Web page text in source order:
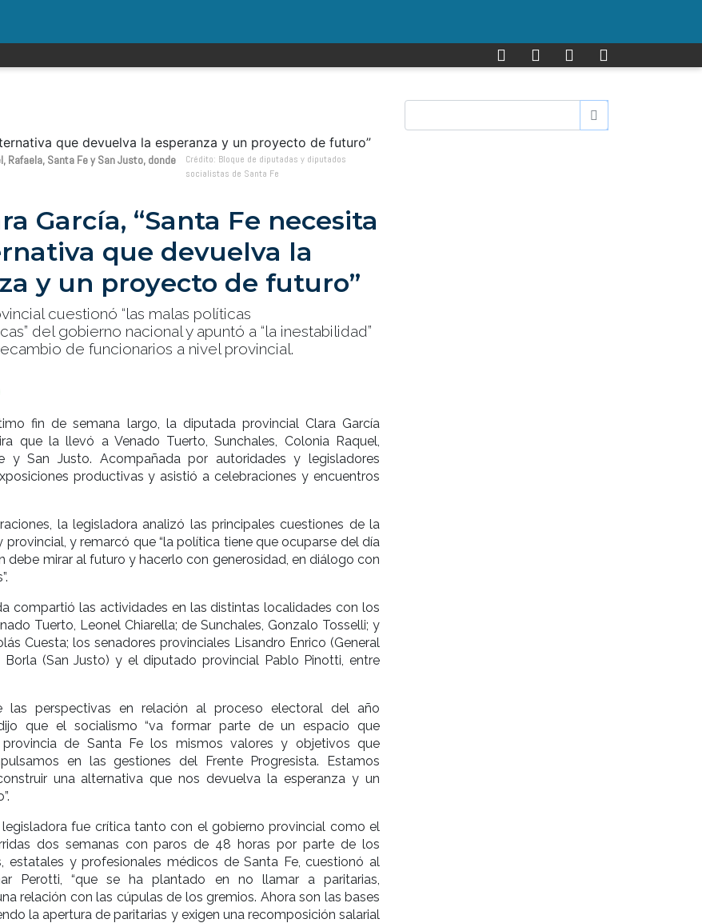
Rafaela, Santa Fe y San Justo, donde
Crédito: Bloque de diputadas y diputados
socialistas de Santa Fe
García, “Santa Fe necesita
que devuelva la
y un proyecto de futuro”
cuestionó “las malas políticas
del gobierno nacional y apuntó a “la inestabilidad”
de funcionarios a nivel provincial.
fin de semana largo, la diputada provincial Clara García
que la llevó a Venado Tuerto, Sunchales, Colonia Raquel,
y San Justo. Acompañada por autoridades y legisladores
productivas y asistió a celebraciones y encuentros
la legisladora analizó las principales cuestiones de la
provincial, y remarcó que “la política tiene que ocuparse del día
debe mirar al futuro y hacerlo con generosidad, en diálogo con
compartió las actividades en las distintas localidades con los
Tuerto, Leonel Chiarella; de Sunchales, Gonzalo Tosselli; y
Cuesta; los senadores provinciales Lisandro Enrico (General
(San Justo) y el diputado provincial Pablo Pinotti, entre
las perspectivas en relación al proceso electoral del año
que el socialismo “va formar parte de un espacio que
de Santa Fe los mismos valores y objetivos que
en las gestiones del Frente Progresista. Estamos
una alternativa que nos devuelva la esperanza y un
legisladora fue crítica tanto con el gobierno provincial como el
dos semanas con paros de 48 horas por parte de los
estatales y profesionales médicos de Santa Fe, cuestionó al
Perotti, “que se ha plantado en no llamar a paritarias,
relación con las cúpulas de los gremios. Ahora son las bases
la apertura de paritarias y exigen una recomposición salarial